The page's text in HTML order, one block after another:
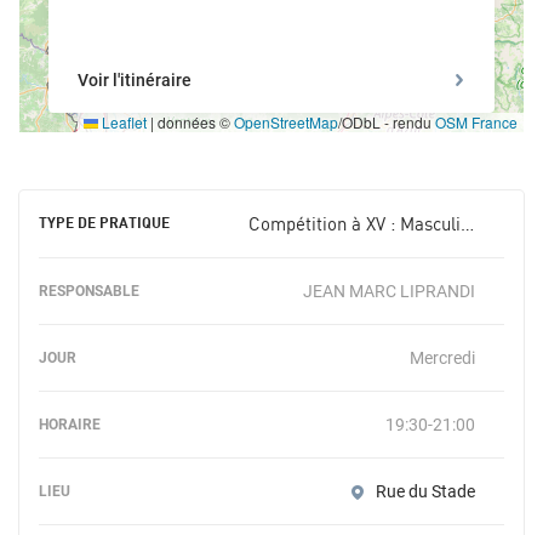
Voir l'itinéraire
Leaflet | données ©OpenStreetMap/ODbL - renduOSM France
Compétition à XV : Masculin +18 ans
JEAN MARC LIPRANDI
Mercredi
19:30-21:00
Rue du Stade